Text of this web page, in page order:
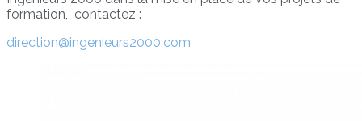
formation, contactez :
direction@ingenieurs2000.com